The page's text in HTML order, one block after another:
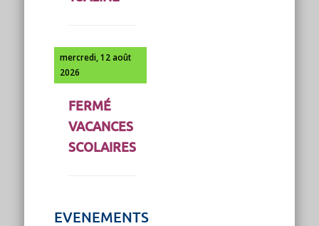
mercredi, 12 août
2026
FERMÉ
VACANCES
SCOLAIRES
EVENEMENTS